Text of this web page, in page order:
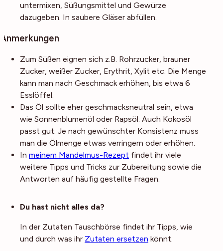
untermixen, Süßungsmittel und Gewürze
dazugeben. In saubere Gläser abfüllen.
Anmerkungen
Zum Süßen eignen sich z.B. Rohrzucker, brauner
Zucker, weißer Zucker, Erythrit, Xylit etc. Die Menge
kann man nach Geschmack erhöhen, bis etwa 6
Esslöffel.
Das Öl sollte eher geschmacksneutral sein, etwa
wie Sonnenblumenöl oder Rapsöl. Auch Kokosöl
passt gut. Je nach gewünschter Konsistenz muss
man die Ölmenge etwas verringern oder erhöhen.
In meinem Mandelmus-Rezept findet ihr viele
weitere Tipps und Tricks zur Zubereitung sowie die
Antworten auf häufig gestellte Fragen.
Du hast nicht alles da?
In der Zutaten Tauschbörse findet ihr Tipps, wie
und durch was ihr Zutaten ersetzen könnt.